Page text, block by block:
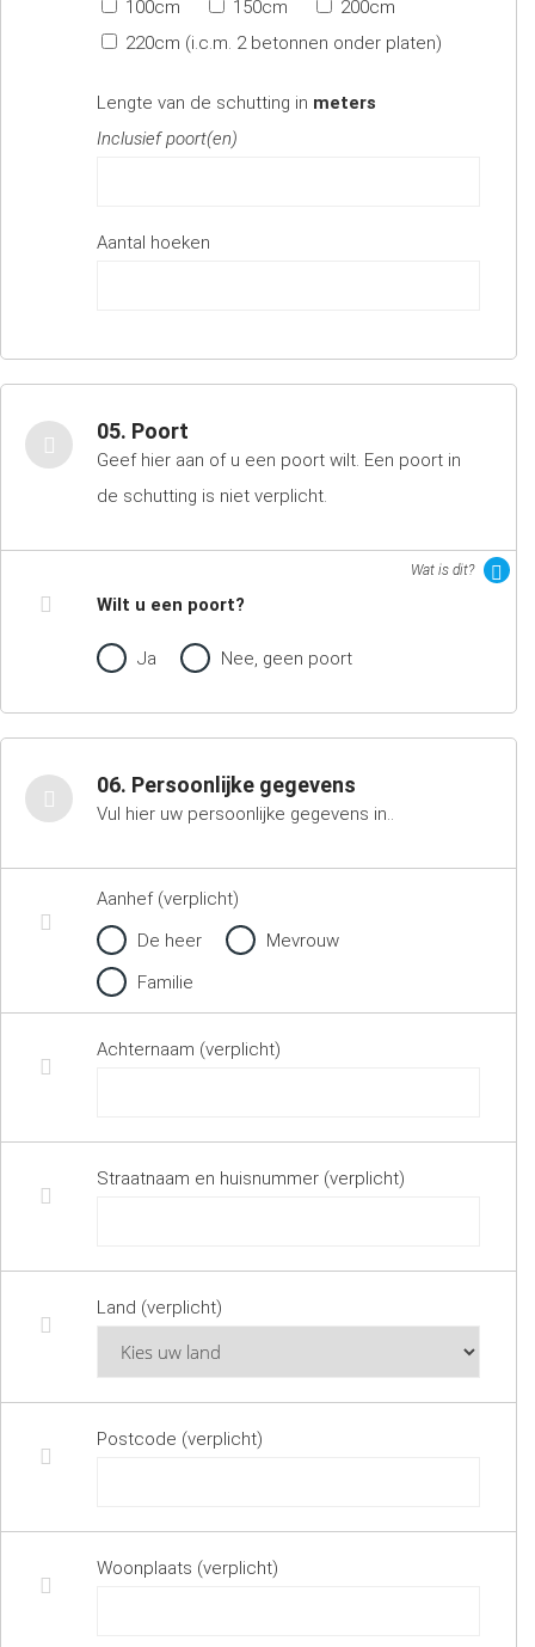
100cm
150cm
200cm
220cm (i.c.m. 2 betonnen onder platen)
Lengte van de schutting in meters
Inclusief poort(en)
Aantal hoeken
05. Poort
Geef hier aan of u een poort wilt. Een poort in
de schutting is niet verplicht.
Wat is dit?
Wilt u een poort?
Ja Nee, geen poort
06. Persoonlijke gegevens
Vul hier uw persoonlijke gegevens in..
Aanhef (verplicht)
De heer
Mevrouw
Familie
Achternaam (verplicht)
Straatnaam en huisnummer (verplicht)
Land (verplicht)
Postcode (verplicht)
Woonplaats (verplicht)